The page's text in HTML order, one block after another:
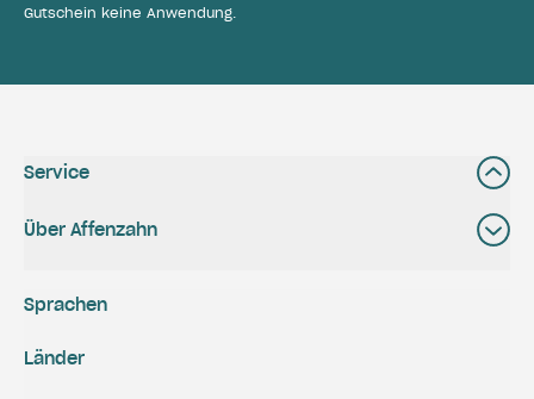
Gutschein keine Anwendung.
Service
Über Affenzahn
Sprachen
Länder